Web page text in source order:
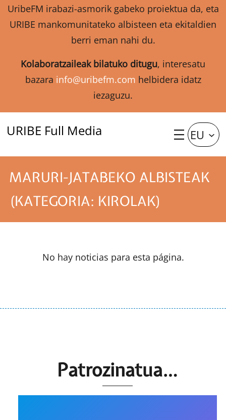
UribeFM irabazi-asmorik gabeko proiektua da, eta
URIBE mankomunitateko albisteen eta ekitaldien
berri eman nahi du.
Kolaboratzaileak bilatuko ditugu, interesatu
bazara info@uribefm.com helbidera idatz
iezaguzu.
URIBE Full Media EU
MARURI-JATABEKO ALBISTEAK
(KATEGORIA: KIROLAK)
No hay noticias para esta página.
Patrozinatua…